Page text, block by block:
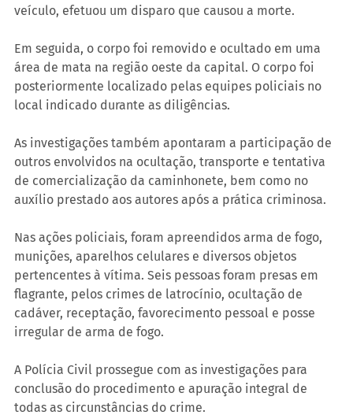
veículo, efetuou um disparo que causou a morte.
Em seguida, o corpo foi removido e ocultado em uma
área de mata na região oeste da capital. O corpo foi
posteriormente localizado pelas equipes policiais no
local indicado durante as diligências.
As investigações também apontaram a participação de
outros envolvidos na ocultação, transporte e tentativa
de comercialização da caminhonete, bem como no
auxílio prestado aos autores após a prática criminosa.
Nas ações policiais, foram apreendidos arma de fogo,
munições, aparelhos celulares e diversos objetos
pertencentes à vítima. Seis pessoas foram presas em
flagrante, pelos crimes de latrocínio, ocultação de
cadáver, receptação, favorecimento pessoal e posse
irregular de arma de fogo.
A Polícia Civil prossegue com as investigações para
conclusão do procedimento e apuração integral de
todas as circunstâncias do crime.